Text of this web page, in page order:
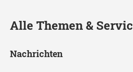
Alle Themen &
Nachrichten